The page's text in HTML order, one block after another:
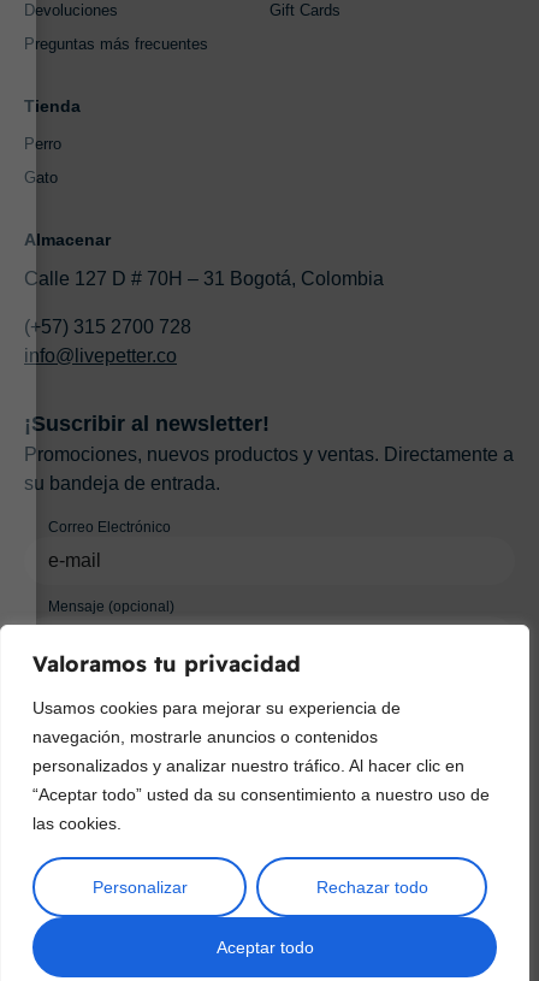
Valoramos tu privacidad
Usamos cookies para mejorar su experiencia de
navegación, mostrarle anuncios o contenidos
personalizados y analizar nuestro tráfico. Al hacer clic en
“Aceptar todo” usted da su consentimiento a nuestro uso de
las cookies.
Personalizar Rechazar todo
Aceptar todo
Devoluciones
Preguntas más frecuentes
Gift Cards
Tienda
Perro
Gato
Almacenar
Calle 127 D # 70H – 31 Bogotá, Colombia
(+57) 315 2700 728
info@livepetter.co
Copyright © 2025 ¦ livepetter: Todos los derechos reservados.
política de privacidad
¡Suscribir al newsletter!
Promociones, nuevos productos y ventas. Directamente a
su bandeja de entrada.
Correo Electrónico
Mensaje (opcional)
Suscribir